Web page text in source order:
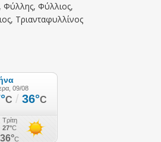
Φύλλης, Φύλλιος,
Τριανταφυλλίνος